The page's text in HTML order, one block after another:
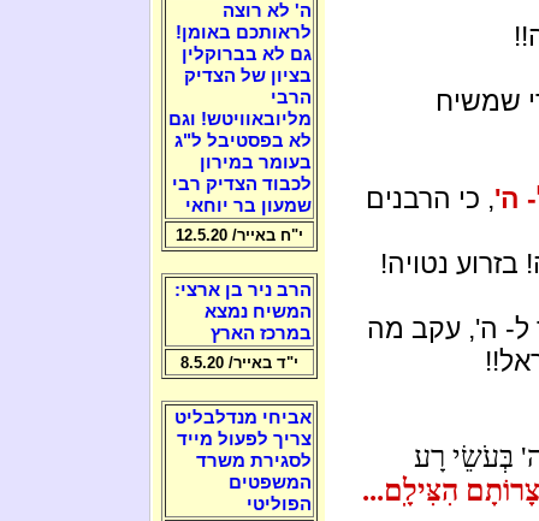
שמשיח
ה', כי הרבנים
נטויה!
ה', עקב מה
בְּעֹשֵׂי רָע
הִצִּילָֽם...
ה' לא רוצה
לראותכם באומן!
גם לא בברוקלין
בציון של הצדיק
הרבי
מליובאוויטש! וגם
לא בפסטיבל ל"ג
בעומר במירון
לכבוד הצדיק רבי
שמעון בר יוחאי
י"ח באייר/ 12.5.20
הרב ניר בן ארצי:
המשיח נמצא
במרכז הארץ
י"ד באייר/ 8.5.20
אביחי מנדלבליט
צריך לפעול מייד
לסגירת משרד
המשפטים
הפוליטי